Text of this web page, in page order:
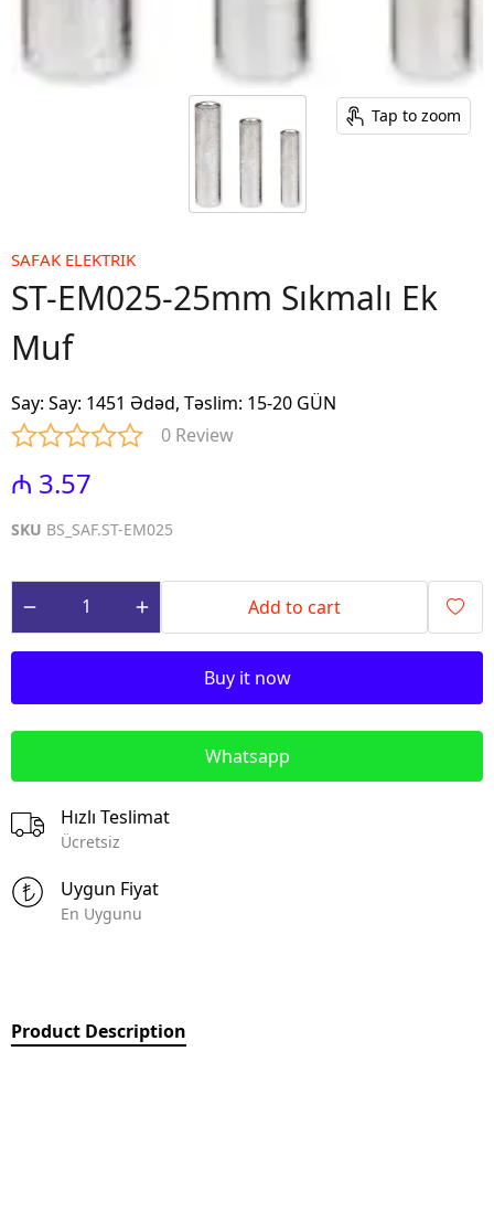
Tap to zoom
SAFAK ELEKTRIK
ST-EM025-25mm Sıkmalı Ek
Muf
Say: Say: 1451 Ədəd, Təslim: 15-20 GÜN
0 Review
₼ 3.57
SKU BS_SAF.ST-EM025
Add to cart
Buy it now
Whatsapp
Hızlı Teslimat
Ücretsiz
Uygun Fiyat
En Uygunu
Product Description